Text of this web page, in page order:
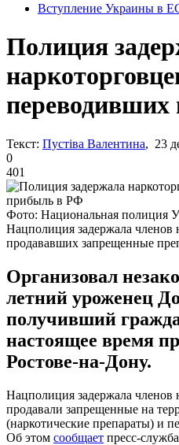
Вступление Украины в
Полиция
Текст: Пустіва Валентина, 23
0
401
Фото: Национальная полиция
Нацполиция задержала членов
продававших запрещенные
Организовал
летний уроженец
получивший
настоящее время
Ростове-на-Дону.
Нацполиция задержала членов
продавали запрещенные на
(наркотические препараты) и
Об этом сообщает пресс-